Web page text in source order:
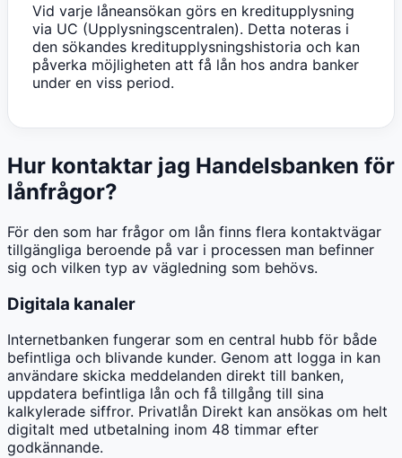
Vid varje låneansökan görs en kreditupplysning
via UC (Upplysningscentralen). Detta noteras i
den sökandes kreditupplysningshistoria och kan
påverka möjligheten att få lån hos andra banker
under en viss period.
Hur kontaktar jag Handelsbanken för
lånfrågor?
För den som har frågor om lån finns flera kontaktvägar
tillgängliga beroende på var i processen man befinner
sig och vilken typ av vägledning som behövs.
Digitala kanaler
Internetbanken fungerar som en central hubb för både
befintliga och blivande kunder. Genom att logga in kan
användare skicka meddelanden direkt till banken,
uppdatera befintliga lån och få tillgång till sina
kalkylerade siffror. Privatlån Direkt kan ansökas om helt
digitalt med utbetalning inom 48 timmar efter
godkännande.